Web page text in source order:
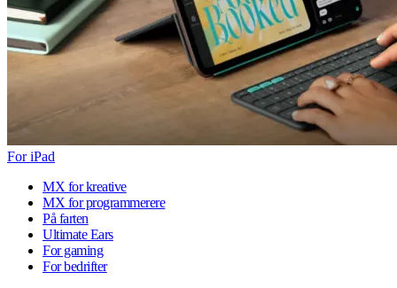
For iPad
MX for kreative
MX for programmerere
På farten
Ultimate Ears
For gaming
For bedrifter